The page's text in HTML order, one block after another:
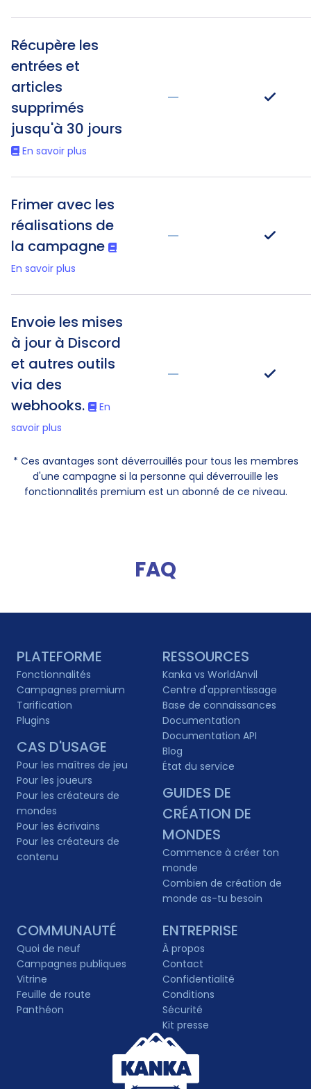
Récupère les
entrées et
articles
supprimés
jusqu'à 30 jours
En savoir plus
—
Frimer avec les
réalisations de
la campagne
En savoir plus
—
Envoie les mises
à jour à Discord
et autres outils
via des
webhooks.
En
savoir plus
—
* Ces avantages sont déverrouillés pour tous les membres
d'une campagne si la personne qui déverrouille les
fonctionnalités premium est un abonné de ce niveau.
FAQ
PLATEFORME
Fonctionnalités
Campagnes premium
Tarification
Plugins
CAS D'USAGE
Pour les maîtres de jeu
Pour les joueurs
Pour les créateurs de
mondes
Pour les écrivains
Pour les créateurs de
contenu
RESSOURCES
Kanka vs WorldAnvil
Centre d'apprentissage
Base de connaissances
Documentation
Documentation API
Blog
État du service
GUIDES DE
CRÉATION DE
MONDES
Commence à créer ton
monde
Combien de création de
monde as-tu besoin
COMMUNAUTÉ
Quoi de neuf
Campagnes publiques
Vitrine
Feuille de route
Panthéon
ENTREPRISE
À propos
Contact
Confidentialité
Conditions
Sécurité
Kit presse